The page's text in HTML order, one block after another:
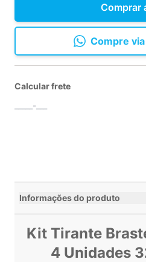
Comprar
Compre
Calcular frete
Informações do produto
Kit Tirante
4 Unidades